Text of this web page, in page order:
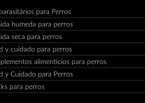
para Perros
humeda para perros
seca para perros
y cuidado para perros
alimenticios para perros
y Cuidado para Perros
para perros